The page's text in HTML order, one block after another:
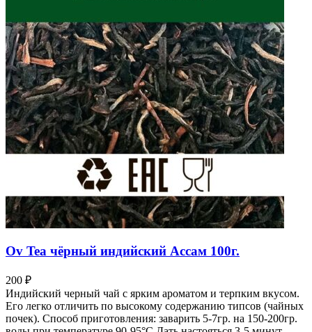
Ov Tea чёрный индийский Ассам 100г.
200 ₽
Индийский черный чай с ярким ароматом и терпким вкусом.
Его легко отличить по высокому содержанию типсов (чайных
почек). Способ приготовления: заварить 5-7гр. на 150-200гр.